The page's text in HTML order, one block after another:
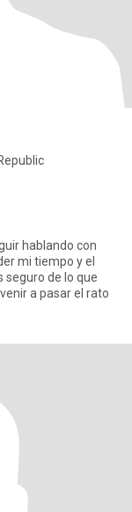
hablando con
mi tiempo y el
seguro de lo que
a pasar el rato